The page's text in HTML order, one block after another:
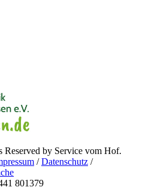
by Service vom Hof.
/Datenschutz /
801379